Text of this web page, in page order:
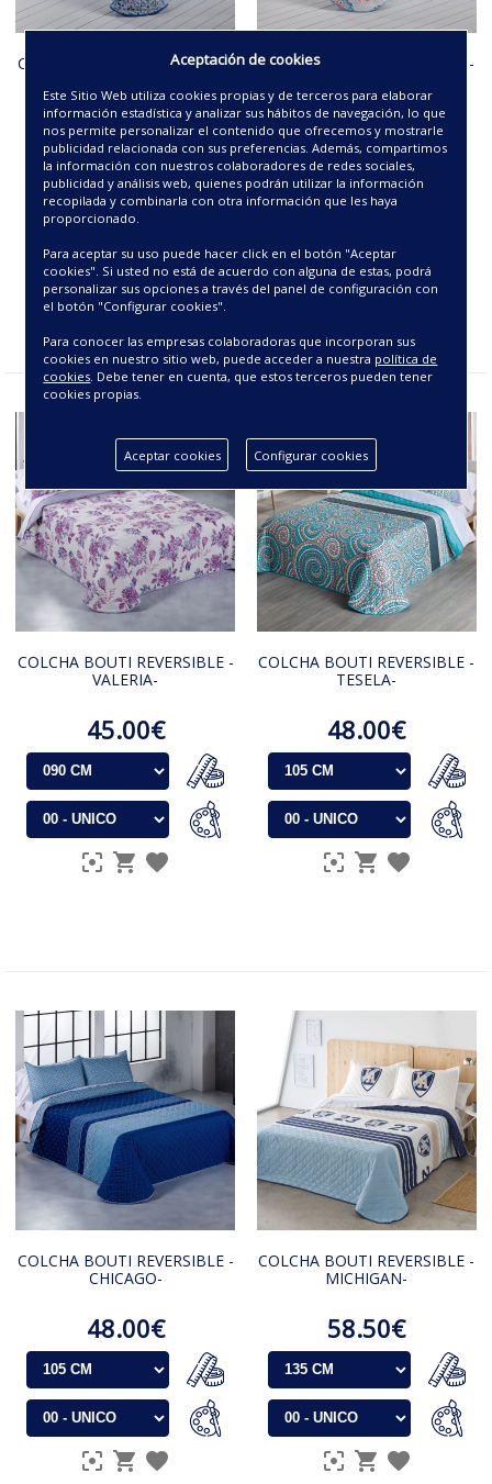
COLCHA BOUTI REVERSIBLE -
48.00€
COLCHA BOUTI REVERSIBLE -
48.00€
COLCHA BOUTI REVERSIBLE -
VALERIA-
45.00€
COLCHA BOUTI REVERSIBLE -
TESELA-
48.00€
COLCHA BOUTI REVERSIBLE -
CHICAGO-
48.00€
COLCHA BOUTI REVERSIBLE -
MICHIGAN-
58.50€
Aceptación de cookies
Este Sitio Web utiliza cookies propias y de terceros para elaborar
información estadística y analizar sus hábitos de navegación, lo que
nos permite personalizar el contenido que ofrecemos y mostrarle
publicidad relacionada con sus preferencias. Además, compartimos
la información con nuestros colaboradores de redes sociales,
publicidad y análisis web, quienes podrán utilizar la información
recopilada y combinarla con otra información que les haya
proporcionado.
Para aceptar su uso puede hacer click en el botón "Aceptar
cookies". Si usted no está de acuerdo con alguna de estas, podrá
personalizar sus opciones a través del panel de configuración con
el botón "Configurar cookies".
Para conocer las empresas colaboradoras que incorporan sus
cookies en nuestro sitio web, puede acceder a nuestra política de
cookies. Debe tener en cuenta, que estos terceros pueden tener
cookies propias.
Aceptar cookies Configurar cookies